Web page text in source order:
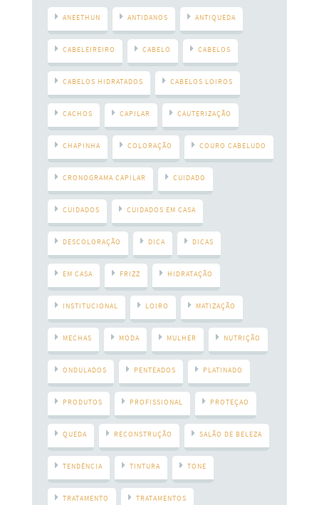
ANEETHUN ANTIDANOS ANTIQUEDA
CABELEIREIRO CABELO CABELOS
CABELOS HIDRATADOS CABELOS LOIROS
CACHOS CAPILAR CAUTERIZAÇÃO
CHAPINHA COLORAÇÃO COURO CABELUDO
CRONOGRAMA CAPILAR CUIDADO
CUIDADOS CUIDADOS EM CASA
DESCOLORAÇÃO DICA DICAS
EM CASA FRIZZ HIDRATAÇÃO
INSTITUCIONAL LOIRO MATIZAÇÃO
MECHAS MODA MULHER NUTRIÇÃO
ONDULADOS PENTEADOS PLATINADO
PRODUTOS PROFISSIONAL PROTEÇAO
QUEDA RECONSTRUÇÃO SALÃO DE BELEZA
TENDÊNCIA TINTURA TONE
TRATAMENTO TRATAMENTOS